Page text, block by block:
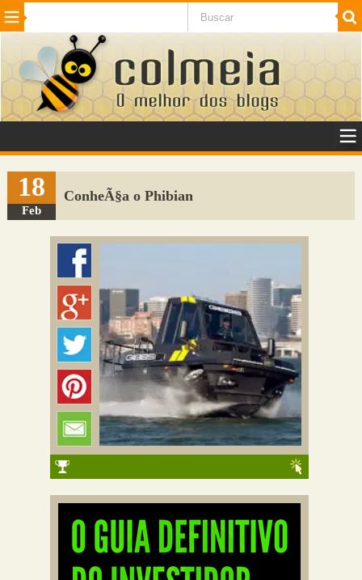
Beleza Cinema e TV
Internet Jogos NotÃ­cias SaÃºde
VeÃ­culos Adulto
Sugerir Link
Adicionar Blog
Colmeia Exchange
18
Feb
ConheÃ§a o Phibian